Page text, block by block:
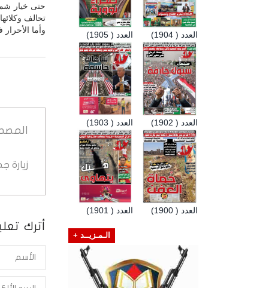
حتى خيار
تحالف
وأما
زيارة
أترك
العدد ( 1905) العدد ( 1904)
العدد ( 1903) العدد ( 1902)
العدد ( 1901) العدد ( 1900)
الـمـزيــد +